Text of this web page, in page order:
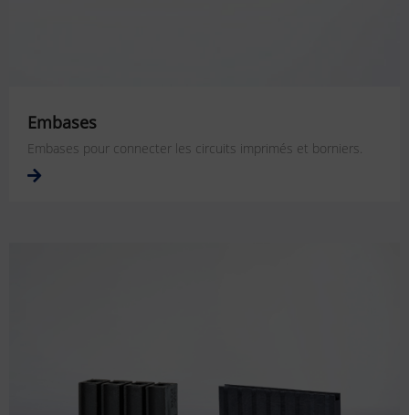
Embases
Embases pour connecter les circuits imprimés et borniers.